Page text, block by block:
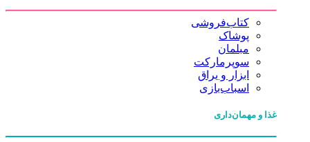
کتاب‌فروشی
پوشاک
مبلمان
سوپرمارکت
ابزار و یراق
اسباب‌بازی
غذا و مهمان‌داری